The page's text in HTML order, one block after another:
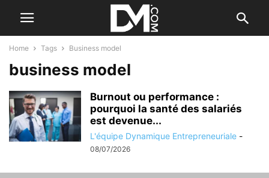
Home Tags Business model
business model
Burnout ou performance :
pourquoi la santé des salariés
est devenue...
L'équipe Dynamique Entrepreneuriale -
08/07/2026